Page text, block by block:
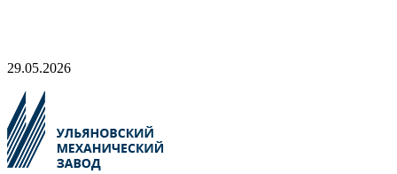
29.05.2026